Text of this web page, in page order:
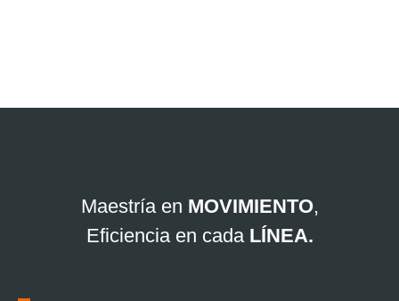
Maestría en MOVIMIENTO,
Eficiencia en cada LÍNEA.